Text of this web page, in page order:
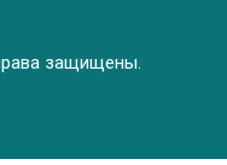
защищены.